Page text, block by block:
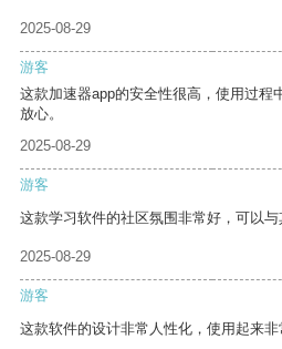
2025-08-29
游客
这款加速器app的安全性很高，使用过程
放心。
2025-08-29
游客
这款学习软件的社区氛围非常好，可以与
2025-08-29
游客
这款软件的设计非常人性化，使用起来非